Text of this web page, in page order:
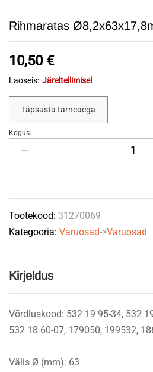
Rihmaratas
10,50 €
Laoseis: Järeltellimisel
Täpsusta tarneaega
Rihmaratas
Ø8,2x63x17,8mm
Kogus:
Tootekood: 31270069
Kategooria: Varuosad->Varuosad
Kirjeldus
Võrdluskood: 532 19 95-34, 532
532 18 60-07, 179050, 199532,
Välis Ø (mm): 63